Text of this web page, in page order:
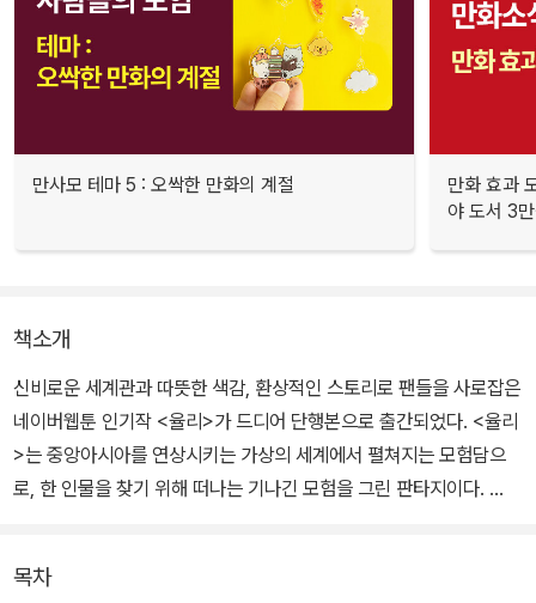
만사모 테마 5 : 오싹한 만화의 계절
만화 효과
야 도서 3
책소개
신비로운 세계관과 따뜻한 색감, 환상적인 스토리로 팬들을 사로잡은
네이버웹툰 인기작 <율리>가 드디어 단행본으로 출간되었다. <율리
>는 중앙아시아를 연상시키는 가상의 세계에서 펼쳐지는 모험담으
로, 한 인물을 찾기 위해 떠나는 기나긴 모험을 그린 판타지이다.
며 탄탄한 팬덤을 구축한 작가 돌배는 무려 15년 동안의 구상을 통해
목차